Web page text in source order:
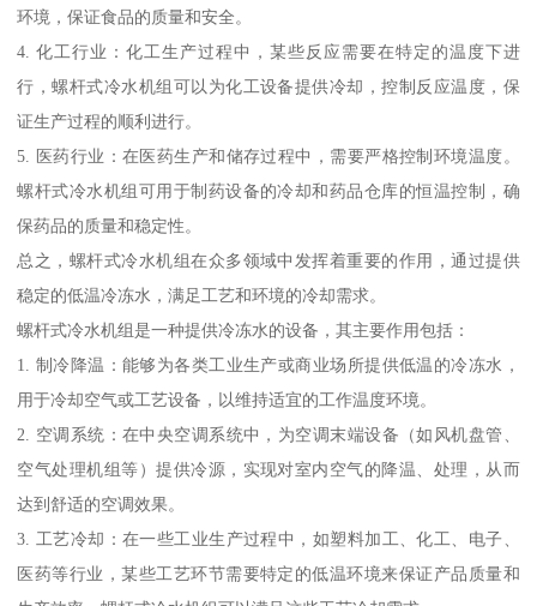
环境，保证食品的质量和安全。
4. 化工行业：化工生产过程中，某些反应需要在特定的温度下进
行，螺杆式冷水机组可以为化工设备提供冷却，控制反应温度，保
证生产过程的顺利进行。
5. 医药行业：在医药生产和储存过程中，需要严格控制环境温度。
螺杆式冷水机组可用于制药设备的冷却和药品仓库的恒温控制，确
保药品的质量和稳定性。
总之，螺杆式冷水机组在众多领域中发挥着重要的作用，通过提供
稳定的低温冷冻水，满足工艺和环境的冷却需求。
螺杆式冷水机组是一种提供冷冻水的设备，其主要作用包括：
1. 制冷降温：能够为各类工业生产或商业场所提供低温的冷冻水，
用于冷却空气或工艺设备，以维持适宜的工作温度环境。
2. 空调系统：在中央空调系统中，为空调末端设备（如风机盘管、
空气处理机组等）提供冷源，实现对室内空气的降温、处理，从而
达到舒适的空调效果。
3. 工艺冷却：在一些工业生产过程中，如塑料加工、化工、电子、
医药等行业，某些工艺环节需要特定的低温环境来保证产品质量和